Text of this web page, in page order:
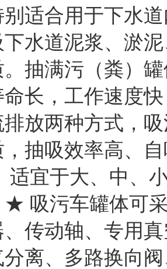
适合用于下水
水道泥浆、淤
抽满污（粪）
长，工作速度
放两种方式，
抽吸效率高、
适宜于大、中、
★ 吸污车罐体可
传动轴、专用
离、多路换向